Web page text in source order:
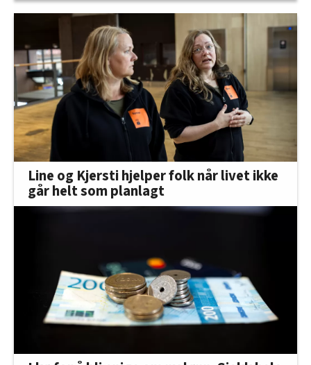
Line og Kjersti hjelper folk når livet ikke
går helt som planlagt